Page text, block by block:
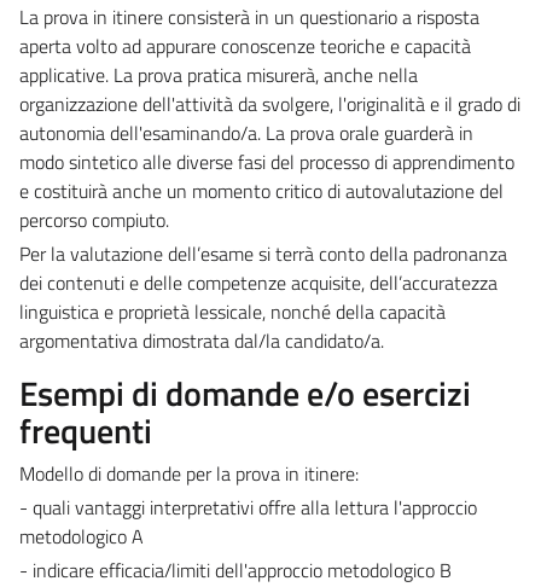
La prova in itinere consisterà in un questionario a risposta
aperta volto ad appurare conoscenze teoriche e capacità
applicative. La prova pratica misurerà, anche nella
organizzazione dell'attività da svolgere, l'originalità e il grado di
autonomia dell'esaminando/a. La prova orale guarderà in
modo sintetico alle diverse fasi del processo di apprendimento
e costituirà anche un momento critico di autovalutazione del
percorso compiuto.
Per la valutazione dell’esame si terrà conto della padronanza
dei contenuti e delle competenze acquisite, dell’accuratezza
linguistica e proprietà lessicale, nonché della capacità
argomentativa dimostrata dal/la candidato/a.
Esempi di domande e/o esercizi
frequenti
Modello di domande per la prova in itinere:
- quali vantaggi interpretativi offre alla lettura l'approccio
metodologico A
- indicare efficacia/limiti dell'approccio metodologico B